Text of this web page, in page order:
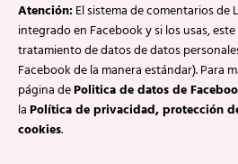
Atención:El sistema de comentarios de
integrado en Facebook y si los usas,
tratamiento de datos de datos
Facebook de la manera estándar). Para
página dePolitica de datos de
laPolítica de privacidad, protección
cookies.